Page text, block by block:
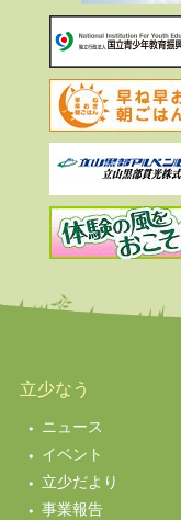
立少なう
ニュース
イベント
立少だより
事業報告